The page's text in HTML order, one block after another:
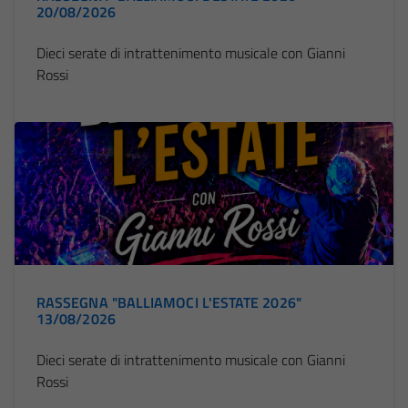
20/08/2026
Dieci serate di intrattenimento musicale con Gianni
Rossi
RASSEGNA "BALLIAMOCI L'ESTATE 2026"
13/08/2026
Dieci serate di intrattenimento musicale con Gianni
Rossi